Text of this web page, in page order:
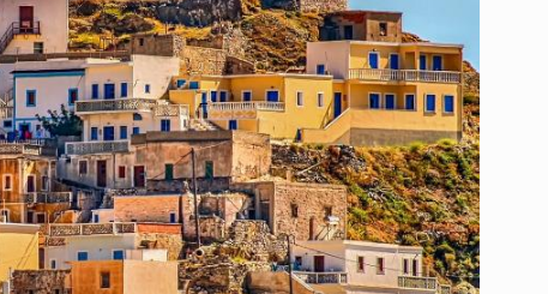
TEAM
REDAZIONE COMITATO SCIENTIFICO AUTORI CURATORI FOTOGRAFI
EXTRA
CODICI RUBRICHE LIBRI PROCEEDINGS PUBBLICITÀ CONTATTI
SOCIAL MEDIA